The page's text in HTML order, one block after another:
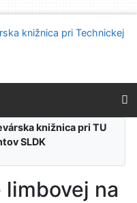
knižnica pri TU
SLDK
na